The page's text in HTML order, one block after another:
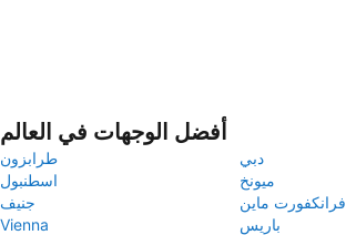
أفضل الوجهات في العالم
طرابزون
دبي
اسطنبول
ميونخ
جنيف
فرانكفورت ماين
Vienna
باريس